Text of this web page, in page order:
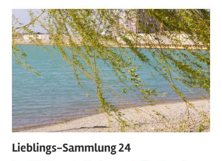
Lieblings-Sammlung 24